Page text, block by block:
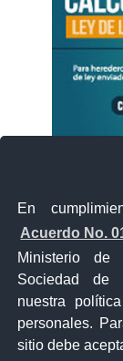
En
Acuerdo No.
Ministerio de
Sociedad de
nuestra
personales.
sitio debe